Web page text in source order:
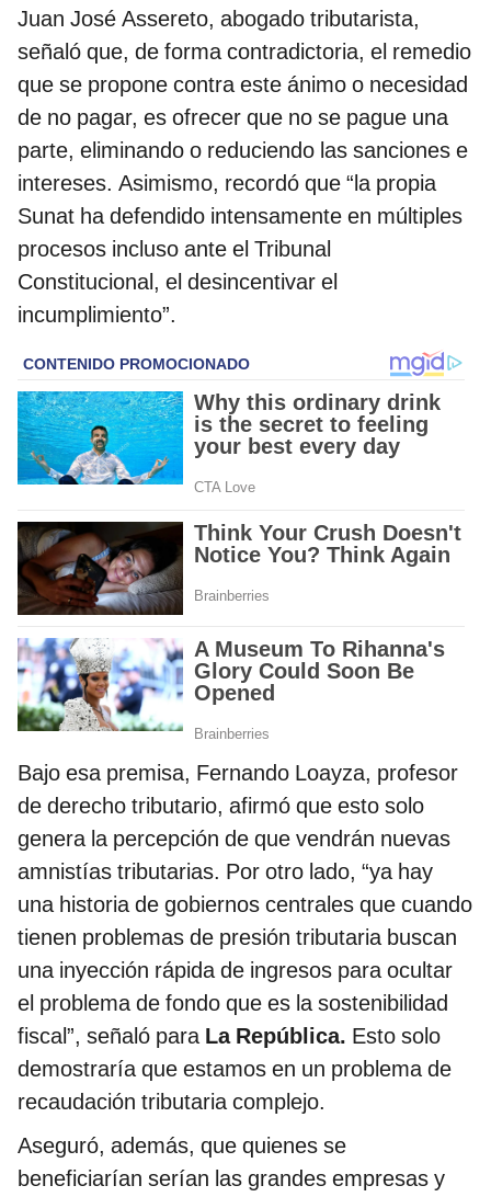
Juan José Assereto, abogado tributarista,
señaló que, de forma contradictoria, el remedio
que se propone contra este ánimo o necesidad
de no pagar, es ofrecer que no se pague una
parte, eliminando o reduciendo las sanciones e
intereses. Asimismo, recordó que “la propia
Sunat ha defendido intensamente en múltiples
procesos incluso ante el Tribunal
Constitucional, el desincentivar el
incumplimiento”.
Bajo esa premisa, Fernando Loayza, profesor
de derecho tributario, afirmó que esto solo
genera la percepción de que vendrán nuevas
amnistías tributarias. Por otro lado, “ya hay
una historia de gobiernos centrales que cuando
tienen problemas de presión tributaria buscan
una inyección rápida de ingresos para ocultar
el problema de fondo que es la sostenibilidad
fiscal”, señaló para La República. Esto solo
demostraría que estamos en un problema de
recaudación tributaria complejo.
Aseguró, además, que quienes se
beneficiarían serían las grandes empresas y